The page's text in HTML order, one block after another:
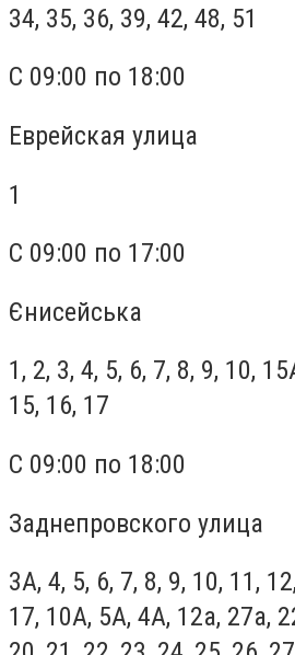
34, 35, 36, 39, 42, 48, 51
С 09:00 по 18:00
Еврейская улица
1
С 09:00 по 17:00
Єнисейська
1, 2, 3, 4, 5, 6, 7, 8, 9, 10,
15, 16, 17
С 09:00 по 18:00
Заднепровского улица
3А, 4, 5, 6, 7, 8, 9, 10, 11,
17, 10А, 5А, 4А, 12а, 27а,